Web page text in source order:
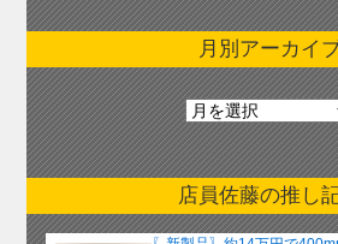
月別アーカイ
月
別
ア
ー
カ
イ
店員佐藤の推し